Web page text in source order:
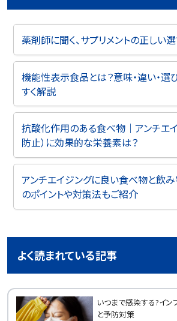
薬剤師に聞く、サプリメントの正しい
機能性表示食品とは？意味・違い・選
すく解説
抗酸化作用のある食べ物｜アンチエ
防止）に効果的な栄養素は？
アンチエイジングに良い食べ物と飲
のポイントや対策法もご紹介
よく読まれている記事
いつまで感染する?イン
と予防対策